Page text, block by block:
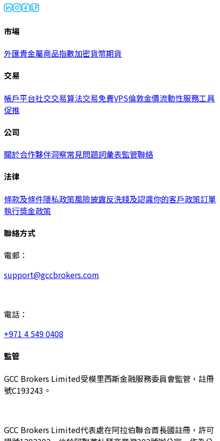
市場
外匯貴金屬商品指數加密貨幣期貨
交易
帳戶平台社交交易算法交易免費VPS倫敦金價流動性服務工具
促推
公司
關於合作夥伴洞察常見問題詞彙表監管聯絡
法律
條款及條件隱私政策風險披露反洗錢及認識你的客戶政策訂單
執行獎金政策
聯絡方式
電郵：
support@gccbrokers.com
電話：
+971 4 549 0408
監管
GCC Brokers Limited受模里西斯金融服務委員會監管，註冊
號C193243。
GCC Brokers Limited代表處在阿拉伯聯合酋長國註冊，許可